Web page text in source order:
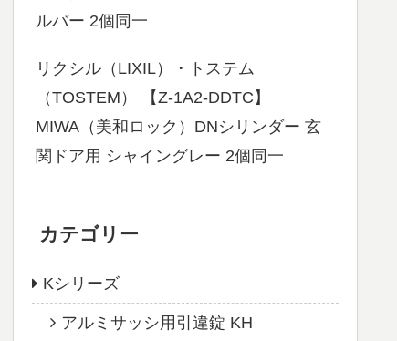
ルバー 2個同一
リクシル（LIXIL）・トステム
（TOSTEM） 【Z-1A2-DDTC】
MIWA（美和ロック）DNシリンダー 玄
関ドア用 シャイングレー 2個同一
カテゴリー
Kシリーズ
アルミサッシ用引違錠 KH